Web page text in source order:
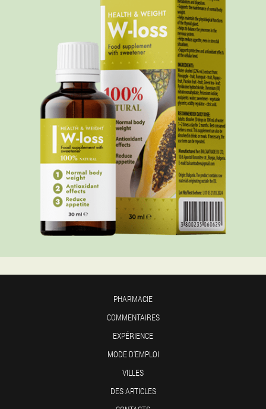
PHARMACIE
COMMENTAIRES
EXPÉRIENCE
MODE D'EMPLOI
VILLES
DES ARTICLES